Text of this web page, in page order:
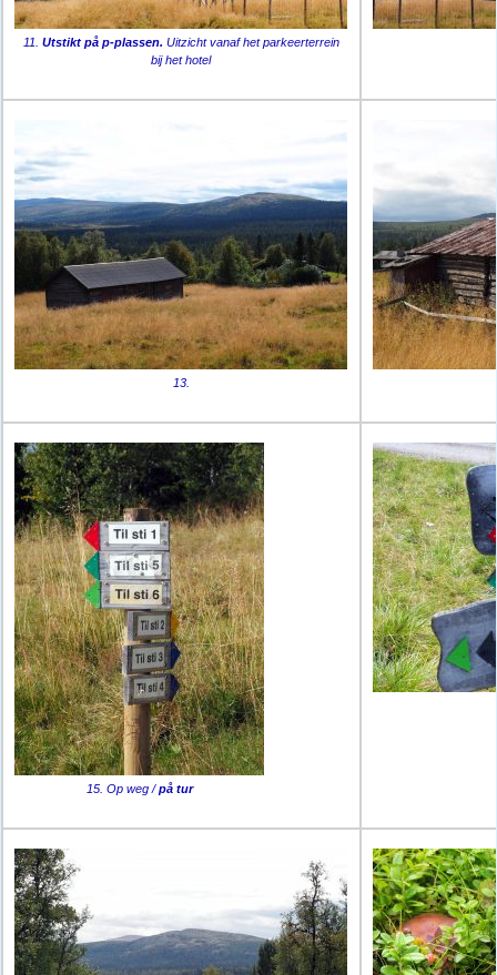
11. Utstikt på p-plassen. Uitzicht vanaf het parkeerterrein
bij het hotel
13.
15. Op weg /på tur